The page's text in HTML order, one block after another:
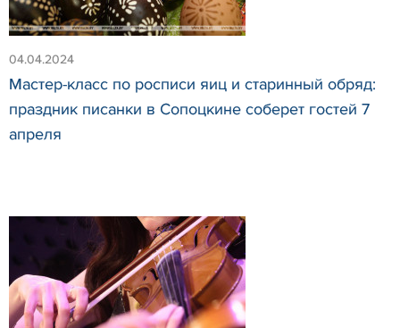
04.04.2024
Мастер-класс по росписи яиц и старинный обряд:
праздник писанки в Сопоцкине соберет гостей 7
апреля